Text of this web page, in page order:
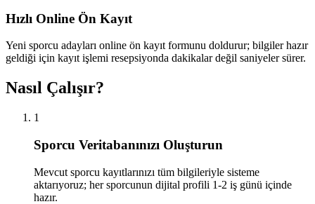
Hızlı Online Ön Kayıt
Yeni sporcu adayları online ön kayıt formunu doldurur; bilgiler hazır
geldiği için kayıt işlemi resepsiyonda dakikalar değil saniyeler sürer.
Nasıl Çalışır?
1
Sporcu Veritabanınızı Oluşturun
Mevcut sporcu kayıtlarınızı tüm bilgileriyle sisteme
aktarıyoruz; her sporcunun dijital profili 1-2 iş günü içinde
hazır.